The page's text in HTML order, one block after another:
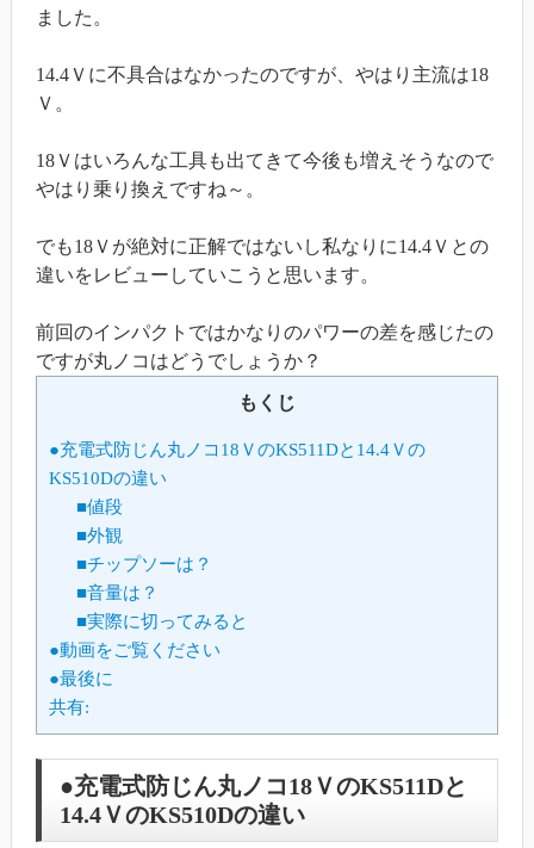
ました。
14.4Ｖに不具合はなかったのですが、やはり主流は18
Ｖ。
18Ｖはいろんな工具も出てきて今後も増えそうなので
やはり乗り換えですね～。
でも18Ｖが絶対に正解ではないし私なりに14.4Ｖとの
違いをレビューしていこうと思います。
前回のインパクトではかなりのパワーの差を感じたの
ですが丸ノコはどうでしょうか？
もくじ
●充電式防じん丸ノコ18ＶのKS511Dと14.4Ｖの
KS510Dの違い
■値段
■外観
■チップソーは？
■音量は？
■実際に切ってみると
●動画をご覧ください
●最後に
共有:
●充電式防じん丸ノコ18ＶのKS511Dと
14.4ＶのKS510Dの違い